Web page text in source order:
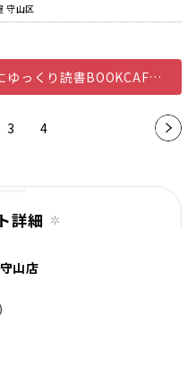
守山区
くり読書BOOKCAFEスタイル
3 4
次の
詳細
山店